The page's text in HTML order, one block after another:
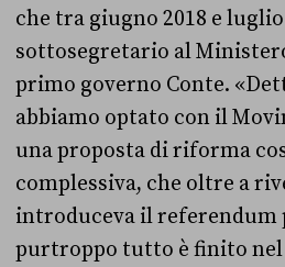
che tra giugno 2018 e
sottosegretario al
primo governo Conte.
abbiamo optato con il
una proposta di riforma
complessiva, che oltre a
introduceva il referendum
purtroppo tutto è finito nel